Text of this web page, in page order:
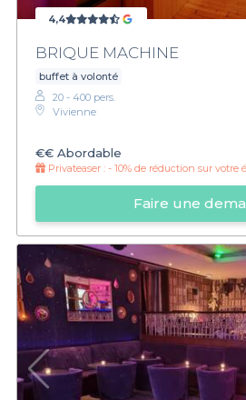
4,4
BRIQUE MACHINE
buffet à volonté
20 - 400 pers.
Vivienne
€€ Abordable
Privateaser : - 10% de réduction sur votre
Faire une